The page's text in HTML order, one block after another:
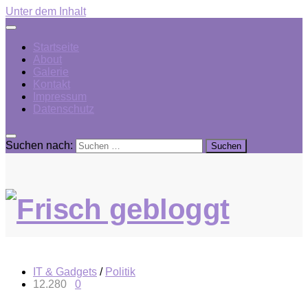
Unter dem Inhalt
Startseite
About
Galerie
Kontakt
Impressum
Datenschutz
Suchen nach:
IT & Gadgets / Politik
12.280 0